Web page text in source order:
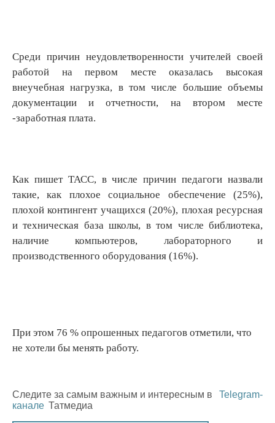
Среди причин неудовлетворенности учителей своей
работой на первом месте оказалась высокая
внеучебная нагрузка, в том числе большие объемы
документации и отчетности, на втором месте
-заработная плата.
Как пишет ТАСС, в числе причин педагоги назвали
такие, как плохое социальное обеспечение (25%),
плохой контингент учащихся (20%), плохая ресурсная
и техническая база школы, в том числе библиотека,
наличие компьютеров, лабораторного и
производственного оборудования (16%).
При этом 76 % опрошенных педагогов отметили, что
не хотели бы менять работу.
Следите за самым важным и интересным в
Telegram-
канале Татмедиа